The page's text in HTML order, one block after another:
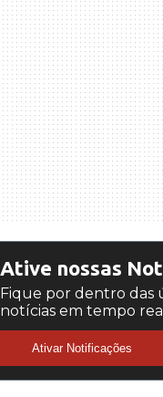
Ative nossas
Fique por dentro das
notícias em tempo
Ativar Notificações